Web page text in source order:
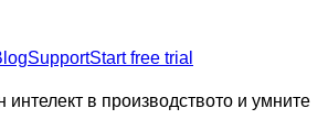
SupportStart free trial
интелект в производството и умните